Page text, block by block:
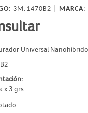
3M.1470B2 | MARCA:
Universal Nanohíbrido
x 3 grs